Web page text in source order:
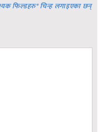
फिल्डहरु*चिन्ह लगाइएका छन्